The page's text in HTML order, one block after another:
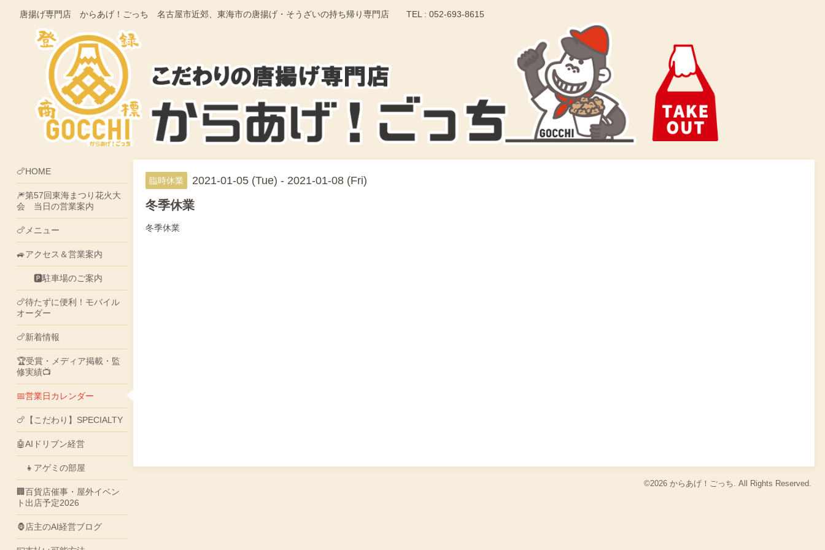
唐揚げ専門店 からあげ！ごっち 名古屋市近郊、東海市の唐揚げ・そうざいの持ち帰り専門店 TEL : 052-693-8615
臨時休業 2021-01-05 (Tue) - 2021-01-08 (Fri)
冬季休業
冬季休業
©2026 からあげ！ごっち. All Rights Reserved.
🍗HOME
🎆第57回東海まつり花火大
会 当日の営業案内
🍗メニュー
🚙アクセス＆営業案内
🅿駐車場のご案内
🍗待たずに便利！モバイル
オーダー
🍗新着情報
🏆受賞・メディア掲載・監
修実績📺
📅営業日カレンダー
🍗【こだわり】SPECIALTY
🤖AIドリブン経営
👧アゲミの部屋
🏢百貨店催事・屋外イベン
ト出店予定2026
🦍店主のAI経営ブログ